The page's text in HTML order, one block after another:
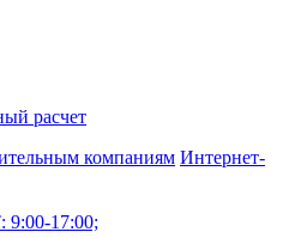
расчет
компаниям Интернет-
17:00;